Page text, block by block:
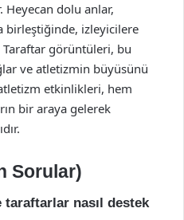
dolu anlar,
birleştiğinde, izleyicilere
görüntüleri, bu
ve atletizmin büyüsünü
etkinlikleri, hem
bir araya gelerek
Sorular)
nasıl destek